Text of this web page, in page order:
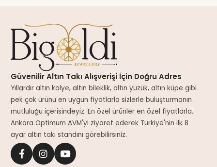
Güvenilir Altın Takı Alışverişi İçin Doğru Adres
Yıllardır altın kolye, altın bileklik, altın yüzük, altın küpe gibi
pek çok ürünü en uygun fiyatlarla sizlerle buluşturmanın
mutluluğu içerisindeyiz. En özel ürünler en özel fiyatlarla.
Ankara Optimum AVM'yi ziyaret ederek Türkiye'nin ilk 8
ayar altın takı standını görebilirsiniz.